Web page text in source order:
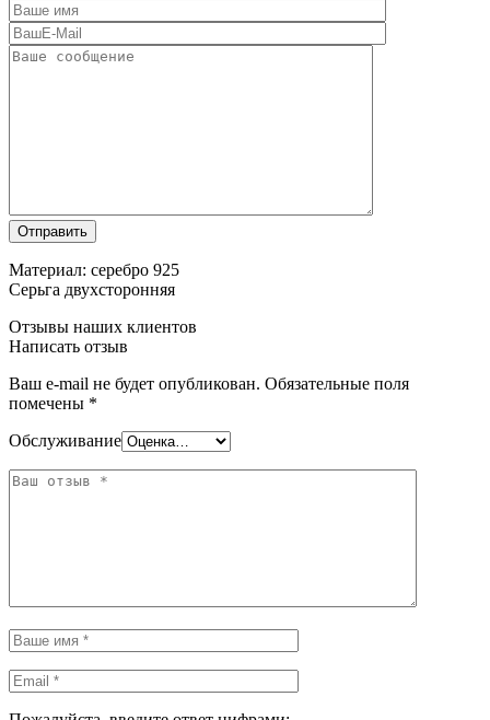
Материал: серебро 925
Серьга двухсторонняя
Отзывы наших клиентов
Написать отзыв
Ваш e-mail не будет опубликован. Обязательные поля
помечены *
Обслуживание